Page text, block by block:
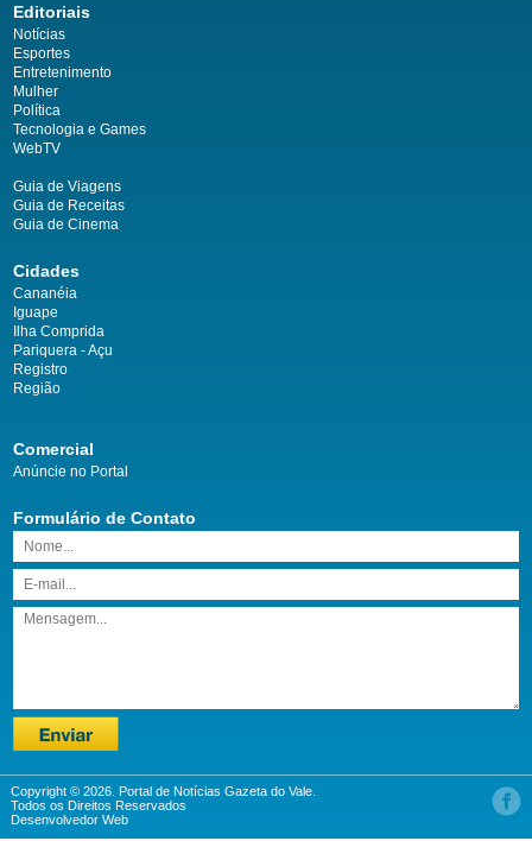
Editoriais
Notícias
Esportes
Entretenimento
Mulher
Política
Tecnologia e Games
WebTV
Guia de Viagens
Guia de Receitas
Guia de Cinema
Cidades
Cananéia
Iguape
Ilha Comprida
Pariquera - Açu
Registro
Região
Comercial
Anúncie no Portal
Formulário de Contato
Copyright © 2026. Portal de Notícias Gazeta do Vale.
Todos os Direitos Reservados
Desenvolvedor Web